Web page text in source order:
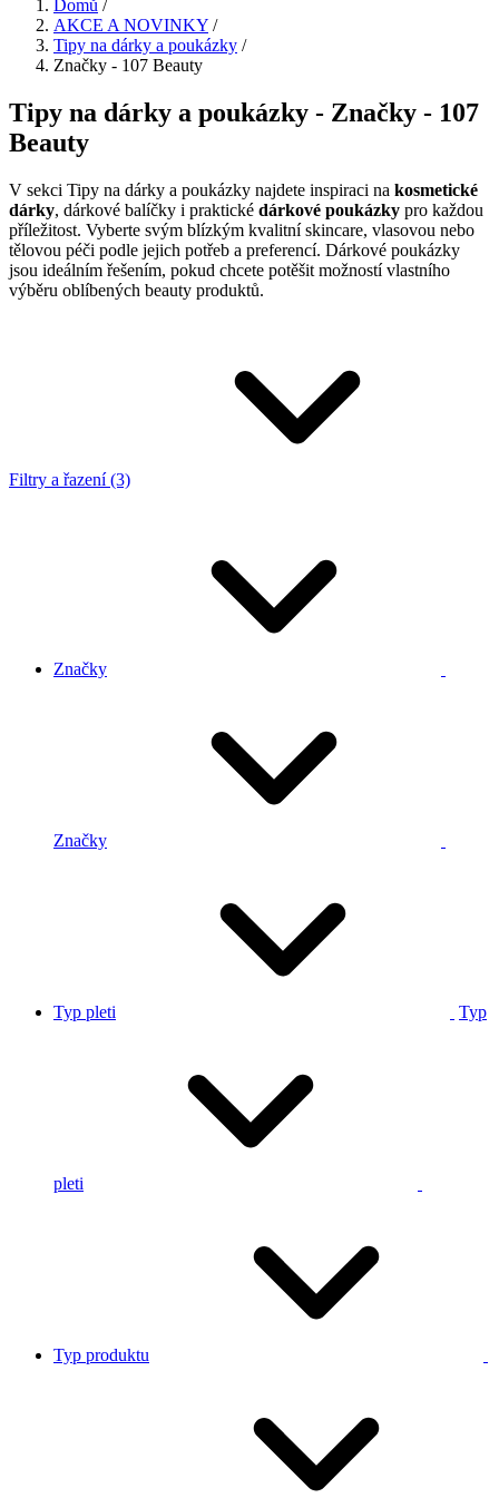
Domů /
AKCE A NOVINKY /
Tipy na dárky a poukázky /
Značky - 107 Beauty
Tipy na dárky a poukázky - Značky - 107
Beauty
V sekci Tipy na dárky a poukázky najdete inspiraci na kosmetické
dárky, dárkové balíčky i praktické dárkové poukázky pro každou
příležitost. Vyberte svým blízkým kvalitní skincare, vlasovou nebo
tělovou péči podle jejich potřeb a preferencí. Dárkové poukázky
jsou ideálním řešením, pokud chcete potěšit možností vlastního
výběru oblíbených beauty produktů.
Filtry a řazení (3)
Značky
Značky
Typ pleti Typ
pleti
Typ produktu